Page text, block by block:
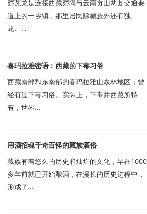
察瓦龙是连接西藏察隅与云南贡山两县交通要
道上的一乡镇，那里居民除藏族外还有独
龙、...
喜玛拉雅密语：西藏的下毒习俗
西藏南部和东南部的喜玛拉雅山森林地区，曾
经有过下毒习俗。实际上，下毒并西藏所特
有，世界...
用酒招魂千奇百怪的藏族酒俗
藏族有着悠久的历史和灿烂的文化，早在1000
多年前就已开始酿酒，在漫长的历史进程中，
形成了...